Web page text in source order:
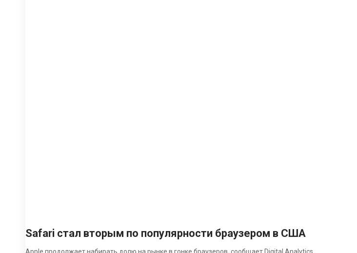
Safari стал вторым по популярности браузером в США